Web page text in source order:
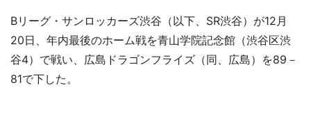
Bリーグ・サンロッカーズ渋谷（以下、SR渋谷）が12月
20日、年内最後のホーム戦を青山学院記念館（渋谷区渋
谷4）で戦い、広島ドラゴンフライズ（同、広島）を89－
81で下した。